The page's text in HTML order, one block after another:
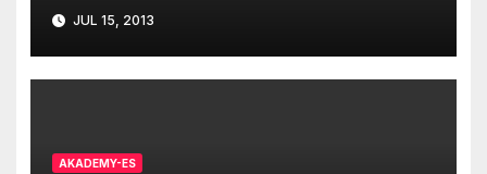
JUL 15, 2013
AKADEMY-ES